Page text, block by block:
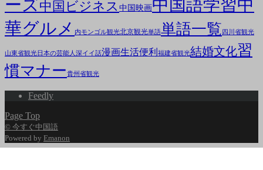
ーズ中国ビジネス 中国映画中国語学習中
華グルメ
内モンゴル観光北京観光単語単語一覧 四川省観光
山東省観光日本の芸能人 深イイ話漫画生活便利 福建省観光結婚文化習
慣マナー貴州省観光
Feedly
Page Top
© 今すぐ中国語
Powered by Emanon